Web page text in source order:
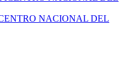
NACIONAL DEL